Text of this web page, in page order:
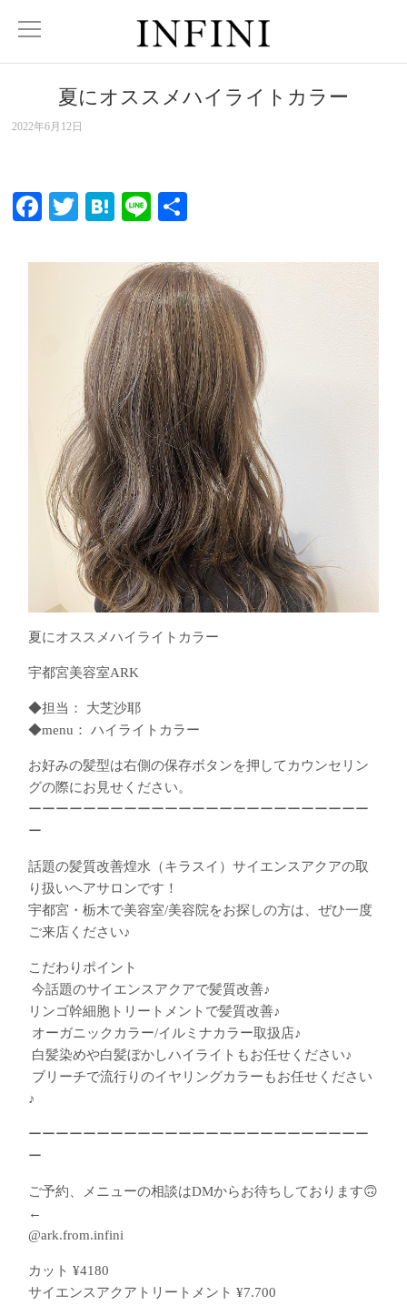
夏にオススメ️ハイライトカラー
2022年6月12日
Facebook
TwitterHatena
Line
夏にオススメ️ハイライトカラー
宇都宮美容室ARK
◆担当： 大芝沙耶
◆menu： ハイライトカラー
お好みの髪型は右側の保存ボタンを押してカウンセリン
グの際にお見せください。
ーーーーーーーーーーーーーーーーーーーーーーーーー
ー
話題の髪質改善煌水（キラスイ）サイエンスアクアの取
り扱いヘアサロンです！
宇都宮・栃木で美容室/美容院をお探しの方は、ぜひ一度
ご来店ください♪
こだわりポイント
︎ 今話題のサイエンスアクアで髪質改善♪
︎リンゴ幹細胞トリートメントで髪質改善♪
︎ オーガニックカラー/イルミナカラー取扱店♪
︎ 白髪染めや白髪ぼかしハイライトもお任せください♪
︎ ブリーチで流行りのイヤリングカラーもお任せください
♪
ーーーーーーーーーーーーーーーーーーーーーーーーー
ー
ご予約、メニューの相談はDMからお待ちしております🙃
←
@ark.from.infini
カット ¥4180
サイエンスアクアトリートメント ¥7.700